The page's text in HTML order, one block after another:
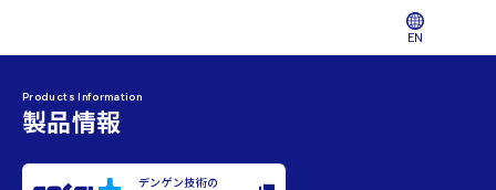
EN
Products Information
製品情報
デンゲン技術の